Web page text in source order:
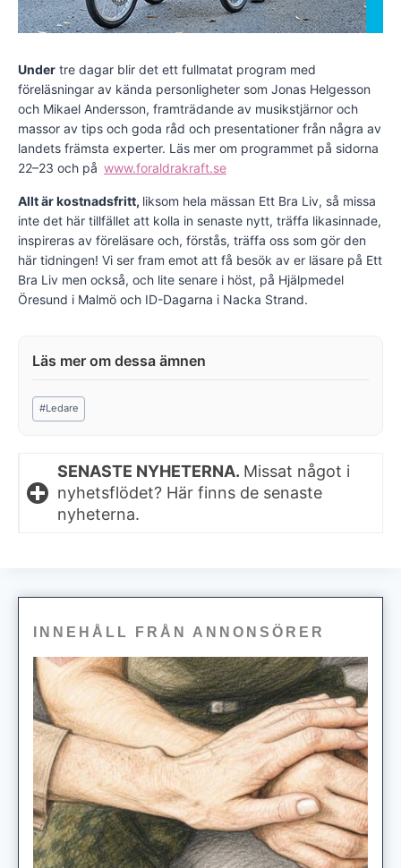
Under tre dagar blir det ett fullmatat program med
föreläsningar av kända personligheter som Jonas Helgesson
och Mikael Andersson, framträdande av musikstjärnor och
massor av tips och goda råd och presentationer från några av
landets främsta experter. Läs mer om programmet på sidorna
22–23 och på www.foraldrakraft.se
Allt är kostnadsfritt, liksom hela mässan Ett Bra Liv, så missa
inte det här tillfället att kolla in senaste nytt, träffa likasinnade,
inspireras av föreläsare och, förstås, träffa oss som gör den
här tidningen! Vi ser fram emot att få besök av er läsare på Ett
Bra Liv men också, och lite senare i höst, på Hjälpmedel
Öresund i Malmö och ID-Dagarna i Nacka Strand.
Post
Tags:
#Ledare
SENASTE NYHETERNA. Missat något i
nyhetsflödet? Här finns de senaste
nyheterna.
INNEHÅLL FRÅN ANNONSÖRER